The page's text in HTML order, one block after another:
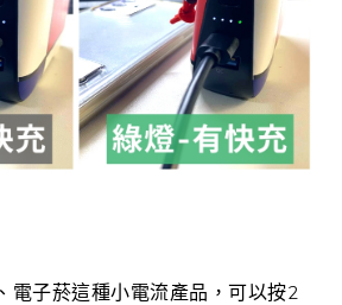
電子菸這種小電流產品，可以按2